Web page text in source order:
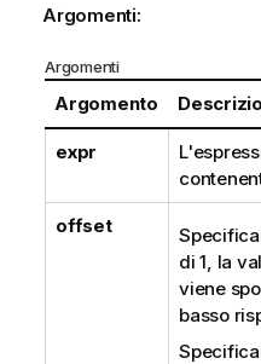
Argomenti:
Argomenti
Argomento
expr
offset
di 1, la
viene
basso